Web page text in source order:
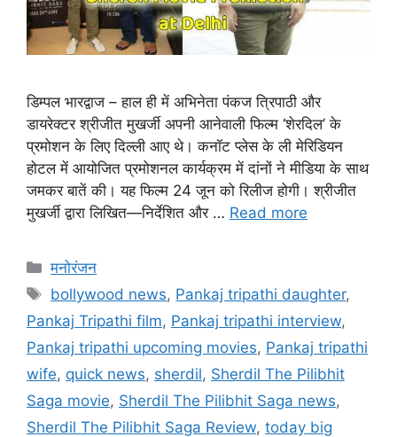
डिम्पल भारद्वाज – हाल ही में अभिनेता पंकज त्रिपाठी और
डायरेक्टर श्रीजीत मुखर्जी अपनी आनेवाली फिल्म ‘शेरदिल’ के
प्रमोशन के लिए दिल्ली आए थे। कनॉट प्लेस के ली मेरिडियन
होटल में आयोजित प्रमोशनल कार्यक्रम में दांनों ने मीडिया के साथ
जमकर बातें की। यह फिल्म 24 जून को रिलीज होगी। श्रीजीत
मुखर्जी द्वारा लिखित—निर्देशित और … Read more
मनोरंजन
bollywood news, Pankaj tripathi daughter,
Pankaj Tripathi film, Pankaj tripathi interview,
Pankaj tripathi upcoming movies, Pankaj tripathi
wife, quick news, sherdil, Sherdil The Pilibhit
Saga movie, Sherdil The Pilibhit Saga news,
Sherdil The Pilibhit Saga Review, today big